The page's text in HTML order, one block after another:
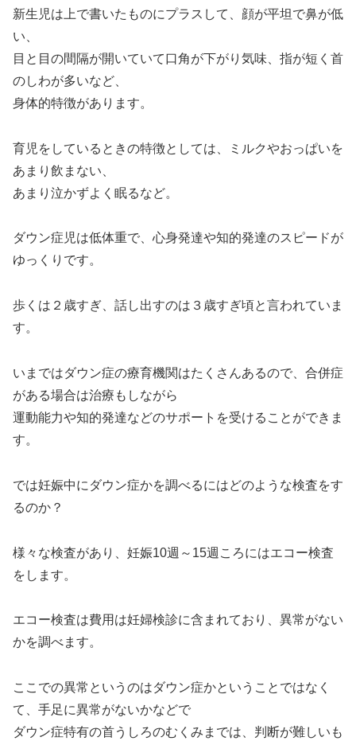
新生児は上で書いたものにプラスして、顔が平坦で鼻が低
い、
目と目の間隔が開いていて口角が下がり気味、指が短く首
のしわが多いなど、
身体的特徴があります。
育児をしているときの特徴としては、ミルクやおっぱいを
あまり飲まない、
あまり泣かずよく眠るなど。
ダウン症児は低体重で、心身発達や知的発達のスピードが
ゆっくりです。
歩くは２歳すぎ、話し出すのは３歳すぎ頃と言われていま
す。
いまではダウン症の療育機関はたくさんあるので、合併症
がある場合は治療もしながら
運動能力や知的発達などのサポートを受けることができま
す。
では妊娠中にダウン症かを調べるにはどのような検査をす
るのか？
様々な検査があり、妊娠10週～15週ころにはエコー検査
をします。
エコー検査は費用は妊婦検診に含まれており、異常がない
かを調べます。
ここでの異常というのはダウン症かということではなく
て、手足に異常がないかなどで
ダウン症特有の首うしろのむくみまでは、判断が難しいも